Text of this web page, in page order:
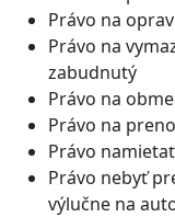
Právo na
Právo na
zabudnutý
Právo na
Právo na
Právo
Právo nebyť
výlučne na